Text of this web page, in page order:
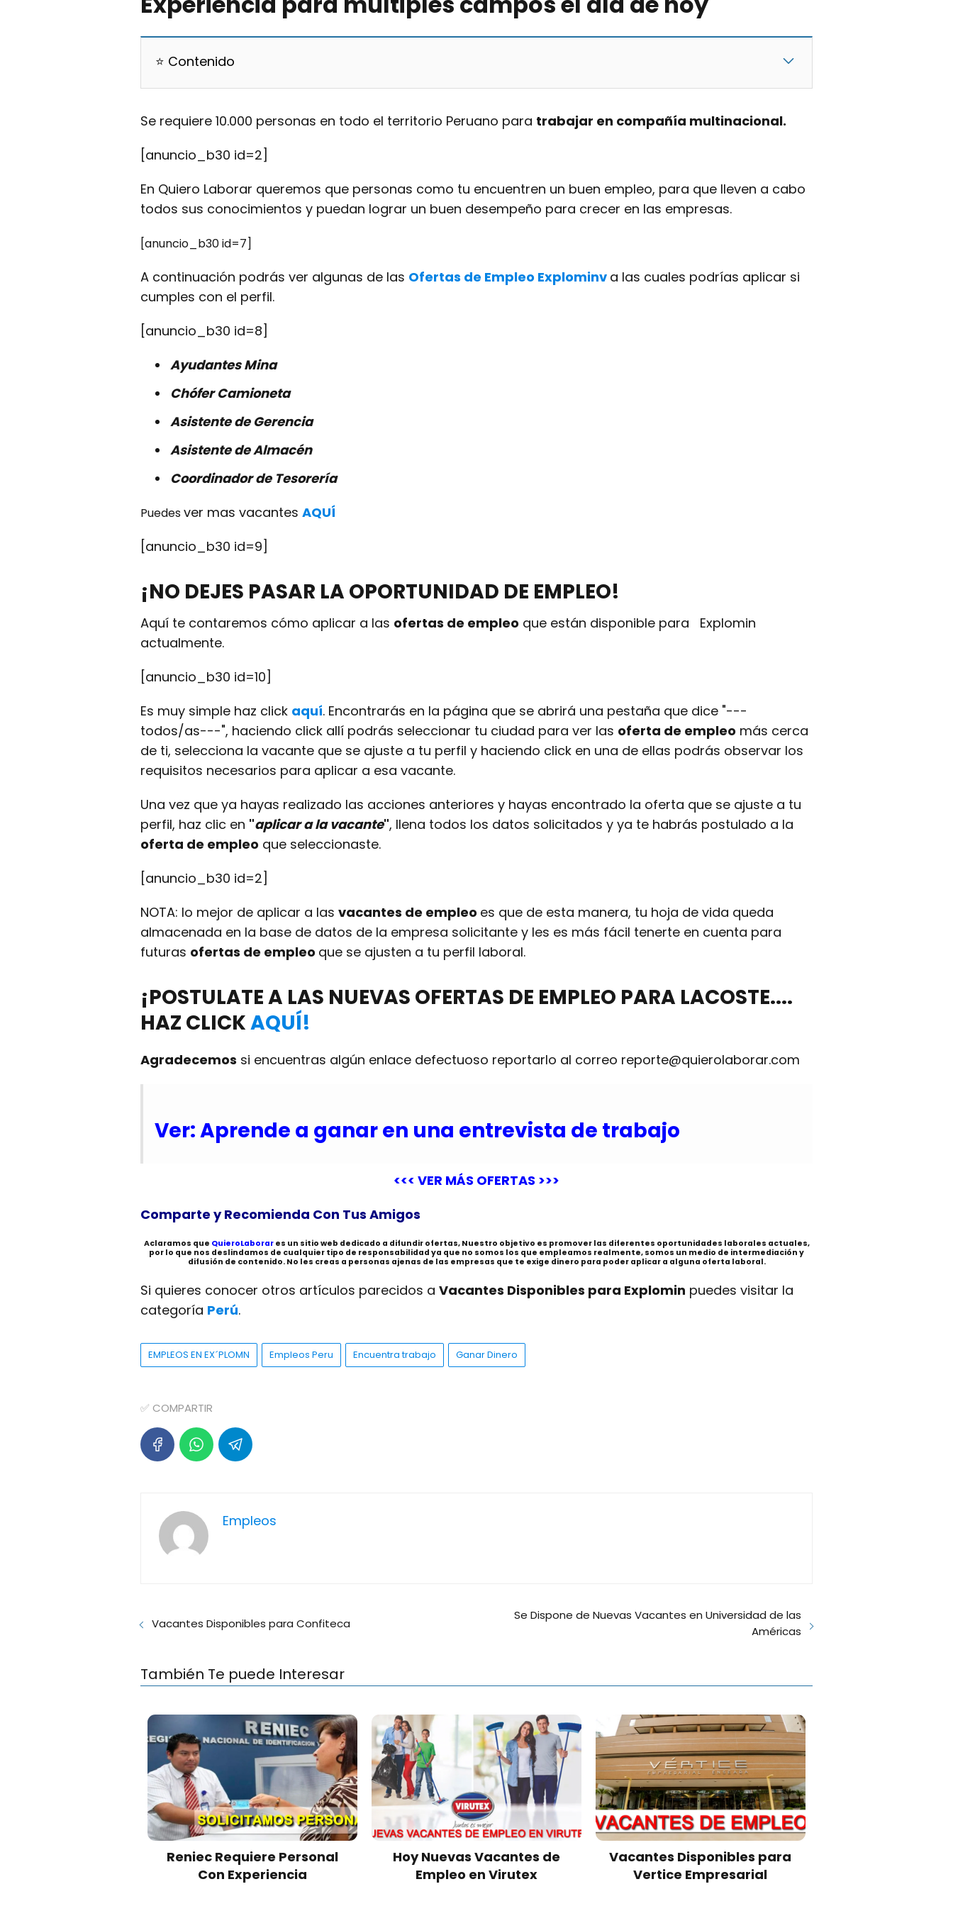
⭐ Contenido
Se requiere 10.000 personas en todo el territorio Peruano para trabajar en compañía multinacional.
[anuncio_b30 id=2]
En Quiero Laborar queremos que personas como tu encuentren un buen empleo, para que lleven a cabo
todos sus conocimientos y puedan lograr un buen desempeño para crecer en las empresas.
[anuncio_b30 id=7]
A continuación podrás ver algunas de las Ofertas de Empleo Explominv a las cuales podrías aplicar si
cumples con el perfil.
[anuncio_b30 id=8]
Ayudantes Mina
Chófer Camioneta
Asistente de Gerencia
Asistente de Almacén
Coordinador de Tesorería
Puedesver mas vacantes AQUÍ
[anuncio_b30 id=9]
¡NO DEJES PASAR LA OPORTUNIDAD DE EMPLEO!
Aquí te contaremos cómo aplicar a las ofertas de empleo que están disponible para Explomin
actualmente.
[anuncio_b30 id=10]
Es muy simple haz click aquí. Encontrarás en la página que se abrirá una pestaña que dice "---
todos/as---", haciendo click allí podrás seleccionar tu ciudad para ver las oferta de empleo más cerca
de ti, selecciona la vacante que se ajuste a tu perfil y haciendo click en una de ellas podrás observar los
requisitos necesarios para aplicar a esa vacante.
Una vez que ya hayas realizado las acciones anteriores y hayas encontrado la oferta que se ajuste a tu
perfil, haz clic en "aplicar a la vacante", llena todos los datos solicitados y ya te habrás postulado a la
oferta de empleo que seleccionaste.
[anuncio_b30 id=2]
NOTA: lo mejor de aplicar a las vacantes de empleo es que de esta manera, tu hoja de vida queda
almacenada en la base de datos de la empresa solicitante y les es más fácil tenerte en cuenta para
futuras ofertas de empleo que se ajusten a tu perfil laboral.
¡POSTULATE A LAS NUEVAS OFERTAS DE EMPLEO PARA LACOSTE....
HAZ CLICKAQUÍ!
Agradecemos si encuentras algún enlace defectuoso reportarlo al correo reporte@quierolaborar.com
Ver: Aprende a ganar en una entrevista de trabajo
<<< VER MÁS OFERTAS >>>
Comparte y Recomienda Con Tus Amigos
Aclaramos que QuieroLaborar es un sitio web dedicado a difundir ofertas, Nuestro objetivo es promover las diferentes oportunidades laborales actuales,
por lo que nos deslindamos de cualquier tipo de responsabilidad ya que no somos los que empleamos realmente, somos un medio de intermediación y
difusión de contenido. No les creas a personas ajenas de las empresas que te exige dinero para poder aplicar a alguna oferta laboral.
Si quieres conocer otros artículos parecidos a Vacantes Disponibles para Explomin puedes visitar la
categoría Perú.
EMPLEOS EN EX´PLOMN Empleos Peru Encuentra trabajo Ganar Dinero
✅ COMPARTIR
Empleos
Vacantes Disponibles para Confiteca
Se Dispone de Nuevas Vacantes en Universidad de las
Américas
También Te puede Interesar
Reniec Requiere Personal
Con Experiencia
Hoy Nuevas Vacantes de
Empleo en Virutex
Vacantes Disponibles para
Vertice Empresarial